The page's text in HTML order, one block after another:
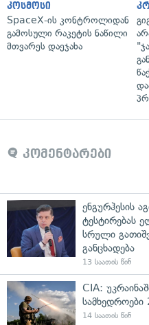
კოსმოსი
SpaceX-ის კონტროლიდან
გამოსული რაკეტის ნაწილი
მთვარეს დაეჯახა
კომენტარები
ენგურჰესის
ტესტირებას
სრული
განცხადება
13 საათის წინ
CIA:
14 საათის წინ